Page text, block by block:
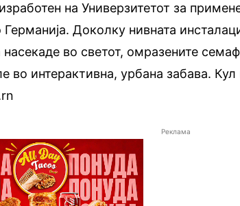
на Универзитетот за
Германија. Доколку нивната
насекаде во светот, омразените
во интерактивна, урбана забава. Кул
Реклама